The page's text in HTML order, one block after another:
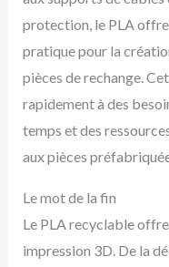
protection, le PLA
pratique pour la
pièces de rechange.
rapidement à des
temps et des
aux pièces
Le mot de la fin
Le PLA recyclable
impression 3D. De la